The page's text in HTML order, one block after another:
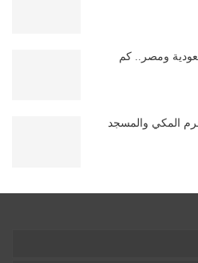
ومصر.. كم
المكي والمسجد